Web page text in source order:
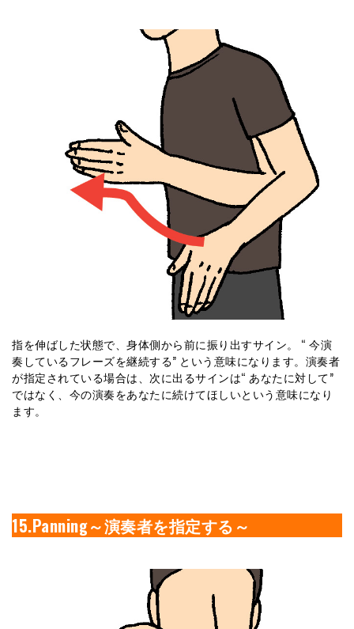
指を伸ばした状態で、身体側から前に振り出すサイン。 “ 今演
奏しているフレーズを継続する” という意味になります。演奏者
が指定されている場合は、次に出るサインは“ あなたに対して”
ではなく、今の演奏をあなたに続けてほしいという意味になり
ます。
15.Panning～演奏者を指定する～